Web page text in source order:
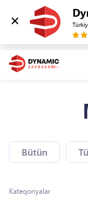
Bütün
Kateqoriyalar